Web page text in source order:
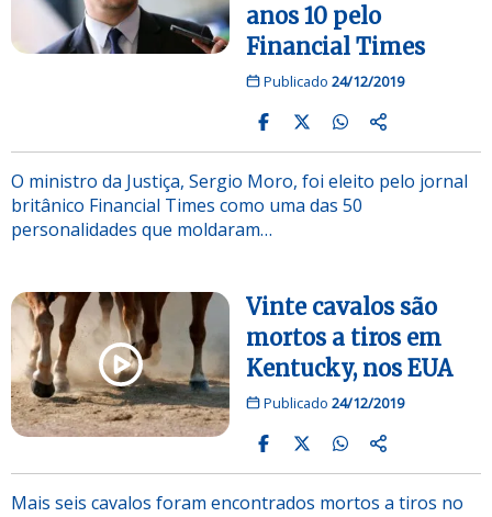
anos 10 pelo
Financial Times
Publicado 24/12/2019
O ministro da Justiça, Sergio Moro, foi eleito pelo jornal
britânico Financial Times como uma das 50
personalidades que moldaram…
Vinte cavalos são
mortos a tiros em
Kentucky, nos EUA
Publicado 24/12/2019
Mais seis cavalos foram encontrados mortos a tiros no